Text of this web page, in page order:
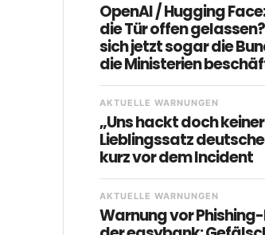
OpenAI / Hugging
die Tür offen
sich jetzt sogar die
die Ministerien
AKTUELLE WARNUNGEN
„Uns hackt doch
Lieblingssatz
kurz vor dem Incident
AKTUELLE WARNUNGEN
Warnung vor